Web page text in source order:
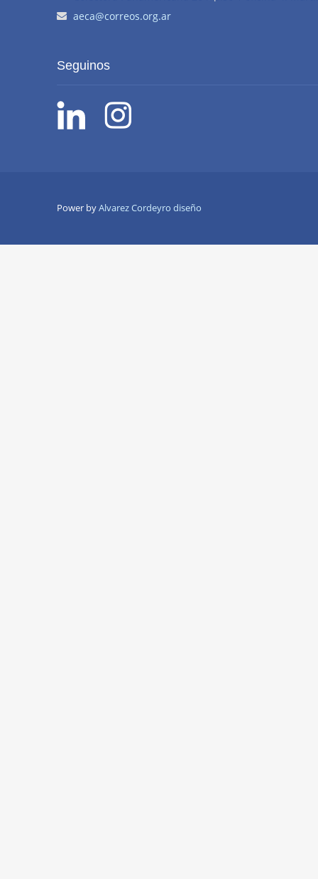
aeca@correos.org.ar
Seguinos
Power byAlvarez Cordeyro diseño